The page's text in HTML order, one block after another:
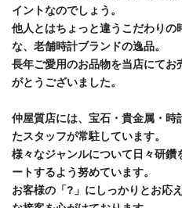
イントなのでしょう。
他人とはちょっと違うこだわり
な、老舗時計ブランドの逸品。
長年ご愛用のお品物を当店にてお
がとうございました。
仲屋質店には、宝石・貴金属・時
たスタッフが常駐しています。
様々なジャンルについて日々研
ートするよう努めています。
お客様の「?」にしっかりとお応